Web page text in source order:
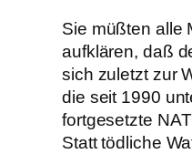
Sie müßten alle
aufklären, daß
sich zuletzt zur
die seit 1990
fortgesetzte
Statt tödliche